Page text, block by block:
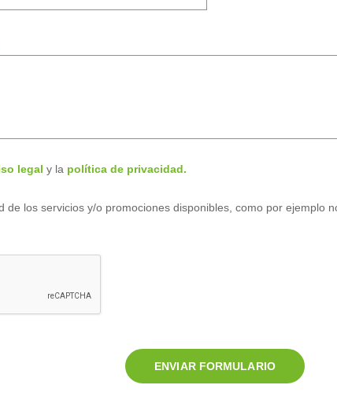
legal y la política de privacidad.
de los servicios y/o promociones disponibles, como por ejemplo